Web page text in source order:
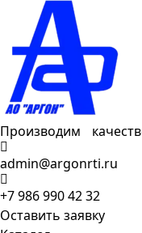
Производим
admin@argonrti.ru
+7 986 990 42 32
Оставить заявку